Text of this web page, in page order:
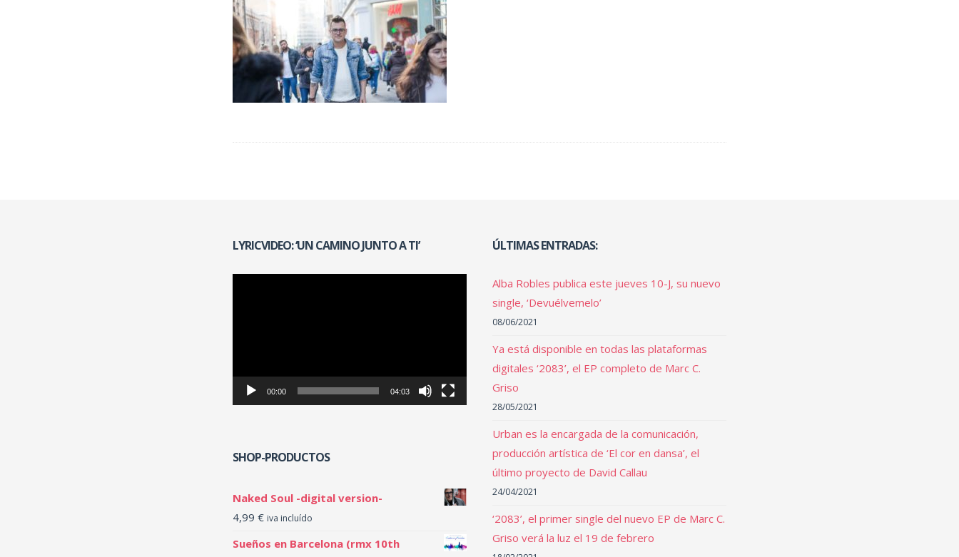
LYRICVIDEO: ‘UN CAMINO JUNTO A TI’
00:00 04:03
ÚLTIMAS ENTRADAS:
Alba Robles publica este jueves 10-J, su nuevo
single, ‘Devuélvemelo’
08/06/2021
Ya está disponible en todas las plataformas
digitales ‘2083’, el EP completo de Marc C.
Griso
28/05/2021
Urban es la encargada de la comunicación,
producción artística de ‘El cor en dansa’, el
último proyecto de David Callau
24/04/2021
‘2083’, el primer single del nuevo EP de Marc C.
Griso verá la luz el 19 de febrero
SHOP-PRODUCTOS
Naked Soul -digital version-
4,99 € iva incluído
Sueños en Barcelona (rmx 10th